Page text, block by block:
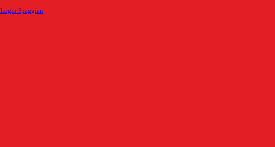
Login Spaggiari